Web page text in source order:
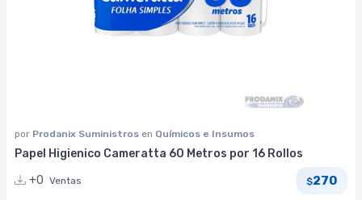
por Prodanix Suministros en Químicos e Insumos
Papel Higienico Cameratta 60 Metros por 16 Rollos
+0 Ventas $270